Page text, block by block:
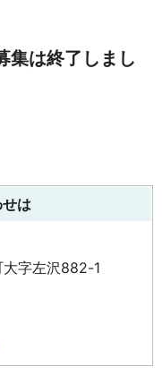
は終了しまし
は
字左沢882-1